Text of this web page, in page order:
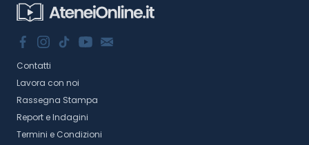
Contatti
Lavora con noi
Rassegna Stampa
Report e Indagini
Termini e Condizioni